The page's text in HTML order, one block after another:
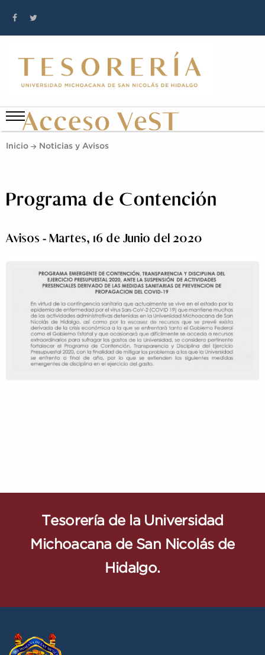
Inicio Noticias y Avisos
Programa de Contención
Avisos - Martes, 16 de Junio del 2020
Tesorería de la Universidad
Michoacana de San Nicolás de
Hidalgo.